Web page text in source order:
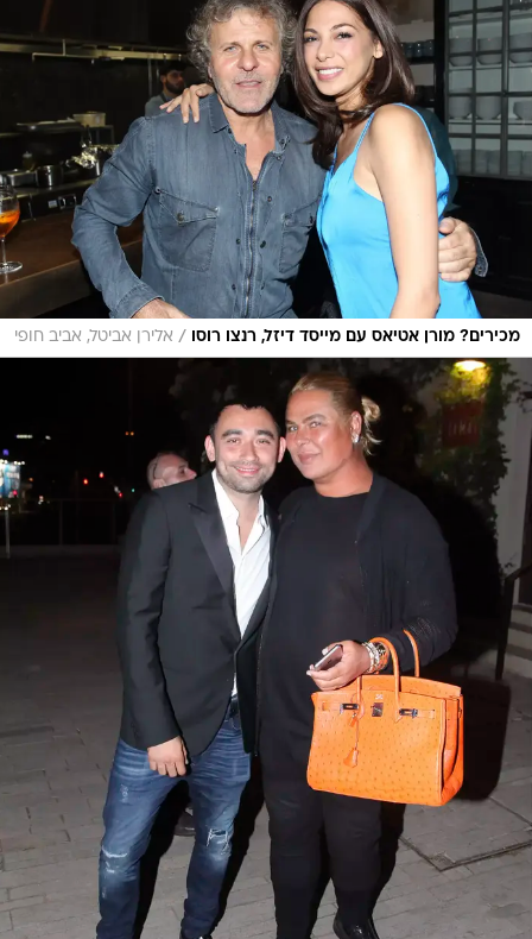
מכירים? מורן אטיאס עם מייסד דיזל, רנצו רוסו / אלירן אביטל, אביב חופי